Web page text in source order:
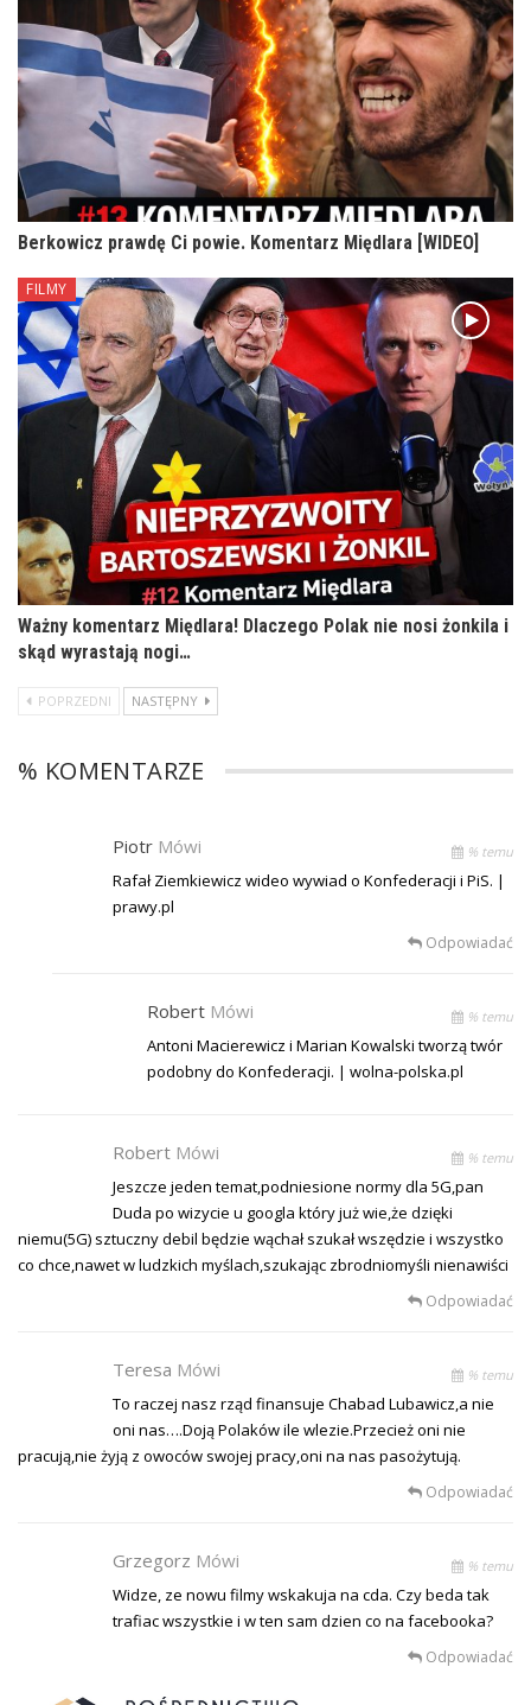
Berkowicz prawdę Ci powie. Komentarz Międlara [WIDEO]
FILMY
Ważny komentarz Międlara! Dlaczego Polak nie nosi żonkila i
skąd wyrastają nogi…
POPRZEDNI NASTĘPNY
% KOMENTARZE
Piotr Mówi % temu
Rafał Ziemkiewicz wideo wywiad o Konfederacji i PiS. |
prawy.pl
Odpowiadać
Robert Mówi % temu
Antoni Macierewicz i Marian Kowalski tworzą twór
podobny do Konfederacji. | wolna-polska.pl
Robert Mówi % temu
Jeszcze jeden temat,podniesione normy dla 5G,pan
Duda po wizycie u googla który już wie,że dzięki
niemu(5G) sztuczny debil będzie wąchał szukał wszędzie i wszystko
co chce,nawet w ludzkich myślach,szukając zbrodniomyśli nienawiści
Odpowiadać
Teresa Mówi % temu
To raczej nasz rząd finansuje Chabad Lubawicz,a nie
oni nas….Doją Polaków ile wlezie.Przecież oni nie
pracują,nie żyją z owoców swojej pracy,oni na nas pasożytują.
Odpowiadać
Grzegorz Mówi % temu
Widze, ze nowu filmy wskakuja na cda. Czy beda tak
trafiac wszystkie i w ten sam dzien co na facebooka?
Odpowiadać